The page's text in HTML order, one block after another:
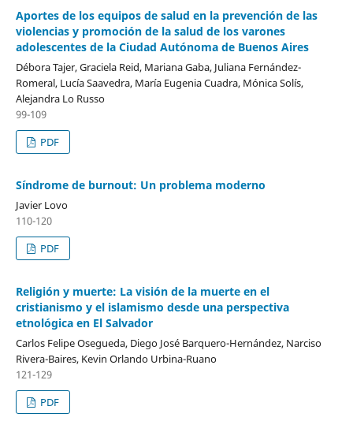
Aportes de los equipos de salud en la prevención de las
violencias y promoción de la salud de los varones
adolescentes de la Ciudad Autónoma de Buenos Aires
Débora Tajer, Graciela Reid, Mariana Gaba, Juliana Fernández-
Romeral, Lucía Saavedra, María Eugenia Cuadra, Mónica Solís,
Alejandra Lo Russo
99-109
PDF
Síndrome de burnout: Un problema moderno
Javier Lovo
110-120
PDF
Religión y muerte: La visión de la muerte en el
cristianismo y el islamismo desde una perspectiva
etnológica en El Salvador
Carlos Felipe Osegueda, Diego José Barquero-Hernández, Narciso
Rivera-Baires, Kevin Orlando Urbina-Ruano
121-129
PDF